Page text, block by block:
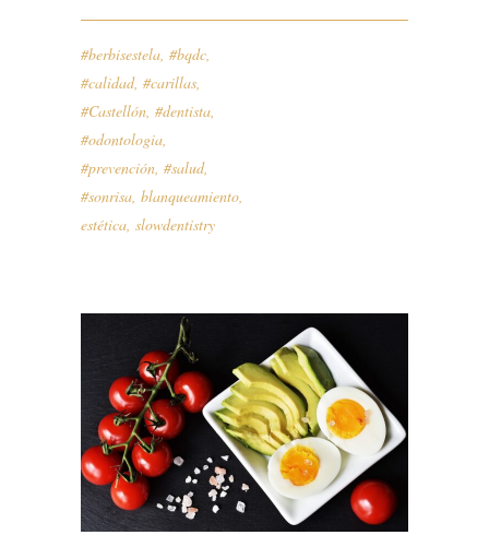
#berbisestela, #bqdc,
#calidad, #carillas,
#Castellón, #dentista,
#odontologia,
#prevención, #salud,
#sonrisa, blanqueamiento,
estética, slowdentistry